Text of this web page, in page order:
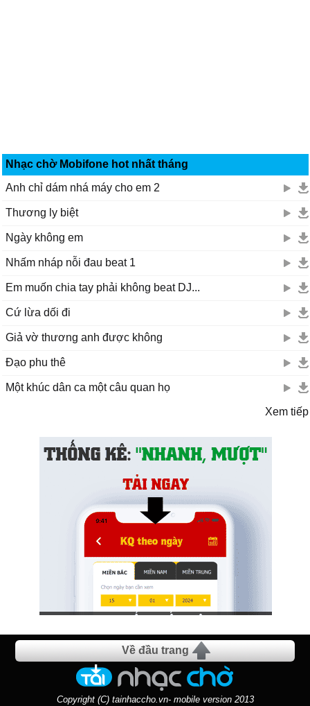
Nhạc chờ Mobifone hot nhất tháng
Anh chỉ dám nhá máy cho em 2
Thương ly biệt
Ngày không em
Nhấm nháp nỗi đau beat 1
Em muốn chia tay phải không beat DJ...
Cứ lừa dối đi
Giả vờ thương anh được không
Đạo phu thê
Một khúc dân ca một câu quan họ
Xem tiếp
Về đầu trang
Copyright (C) tainhaccho.vn- mobile version 2013